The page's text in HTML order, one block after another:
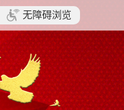
无障碍浏览